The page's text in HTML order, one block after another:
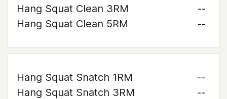
Hang Squat Clean 3RM
--
Hang Squat Clean 5RM
--
Hang Squat Snatch 1RM
--
Hang Squat Snatch 3RM
--